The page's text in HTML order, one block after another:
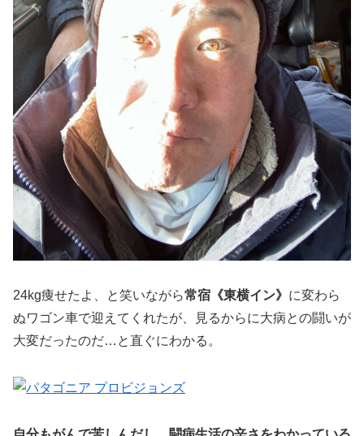
24kg痩せたよ、と笑いながら常宿《東横イン》 に変わら
ぬワゴン車で迎えてくれたが、見るからに大病との闘いが
大変だったのだ…と直ぐにわかる。